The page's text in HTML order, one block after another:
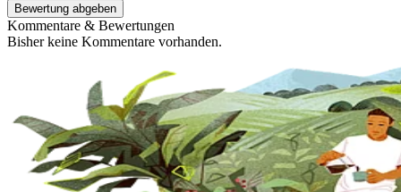
Bewertung abgeben
Kommentare & Bewertungen
Bisher keine Kommentare vorhanden.